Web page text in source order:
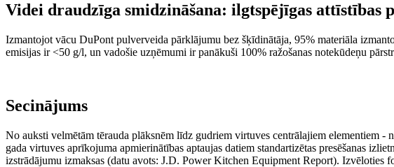
Videi draudzīga smidzināšana: ilgtspējīgas attīstības
Izmantojot vācu DuPont pulverveida pārklājumu bez šķīdinātāja, 95% materiāla
emisijas ir <50 g/l, un vadošie uzņēmumi ir panākuši 100% ražošanas notekūdeņu
Secinājums
No auksti velmētām tērauda plāksnēm līdz gudriem virtuves centrālajiem elementiem -
gada virtuves aprīkojuma apmierinātības aptaujas datiem standartizētas presēšanas
izstrādājumu izmaksas (datu avots: J.D. Power Kitchen Equipment Report). Izvēloties